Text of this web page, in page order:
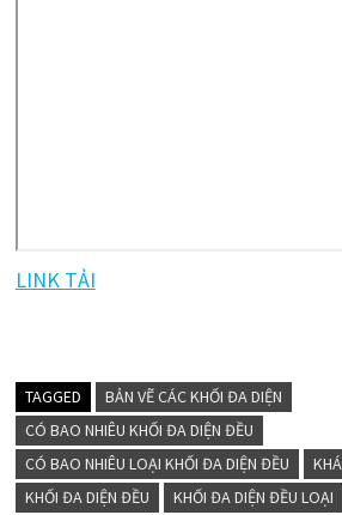
LINK TẢI
TAGGED
BẢN VẼ CÁC KHỐI ĐA DIỆN
CÓ BAO NHIÊU KHỐI ĐA DIỆN ĐỀU
CÓ BAO NHIÊU LOẠI KHỐI ĐA DIỆN ĐỀU
KHỐI ĐA DIỆN ĐỀU
KHỐI ĐA DIỆN ĐỀU LOẠI